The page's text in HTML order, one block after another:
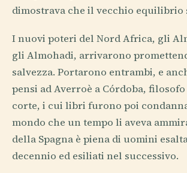
dimostrava che il vecchio equilibrio
I nuovi poteri del Nord Africa, gli
gli Almohadi, arrivarono
salvezza. Portarono entrambi, e
pensi ad Averroè a Córdoba,
corte, i cui libri furono poi
mondo che un tempo li aveva
della Spagna è piena di uomini
decennio ed esiliati nel successivo.